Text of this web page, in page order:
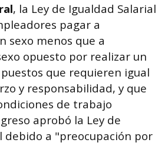
, la Ley de Igualdad Salarial
pagar a
sexo menos que a
opuesto por realizar un
que requieren igual
y responsabilidad, y que
de trabajo
aprobó la Ley de
debido a "preocupación por